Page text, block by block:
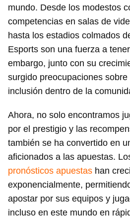
mundo. Desde los modestos
competencias en salas de
hasta los estadios colmados
Esports son una fuerza a
embargo, junto con su
surgido preocupaciones
inclusión dentro de la
Ahora, no solo encontramos
por el prestigio y las
también se ha convertido en
aficionados a las apuestas.
pronósticos apuestas han
exponencialmente,
apostar por sus equipos y
incluso en este mundo en